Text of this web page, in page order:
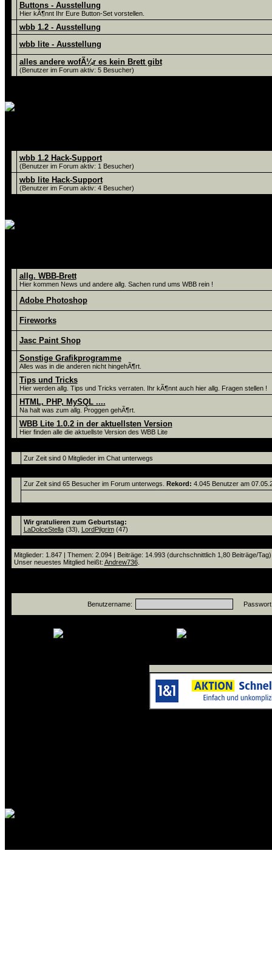
Buttons - Ausstellung
Hier kÃ¶nnt Ihr Eure Button-Set vorstellen.
wbb 1.2 - Ausstellung
wbb lite - Ausstellung
alles andere wofÃ¼r es kein Brett gibt
(Benutzer im Forum aktiv: 5 Besucher)
wbb 1.2 Hack-Support
(Benutzer im Forum aktiv: 1 Besucher)
wbb lite Hack-Support
(Benutzer im Forum aktiv: 4 Besucher)
allg. WBB-Brett
Hier kommen News und andere allg. Sachen rund ums WBB rein !
Adobe Photoshop
Fireworks
Jasc Paint Shop
Sonstige Grafikprogramme
Alles was in die anderen nicht hingehÃ¶rt.
Tips und Tricks
Hier werden allg. Tips und Tricks verraten. Ihr kÃ¶nnt auch hier allg. Fragen stellen !
HTML, PHP, MySQL ....
Na halt was zum allg. Proggen gehÃ¶rt.
WBB Lite 1.0.2 in der aktuellsten Version
Hier finden alle die aktuellste Version des WBB Lite
Zur Zeit sind 0 Mitglieder im Chat unterwegs
Zur Zeit sind 65 Besucher im Forum unterwegs. Rekord: 4.045 Benutzer am
Wir gratulieren zum Geburtstag:
LaDolceStella(33), LordPilgrim(47)
Mitglieder: 1.847 | Themen: 2.094 | Beiträge: 14.993 (durchschnittlich 1,80 Beiträge/Tag)
Unser neuestes Mitglied heißt: Andrew736.
Benutzername: